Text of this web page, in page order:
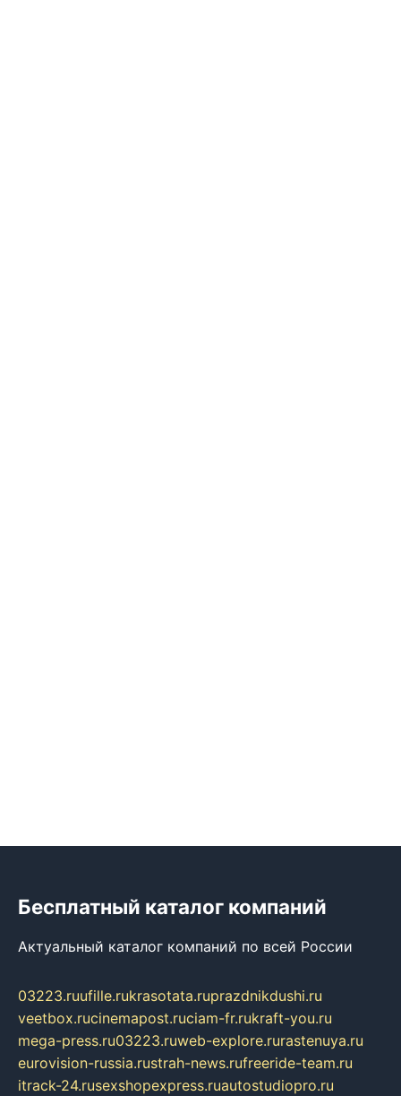
Бесплатный каталог компаний
Актуальный каталог компаний по всей России
03223.ruufille.rukrasotata.ruprazdnikdushi.ru
veetbox.rucinemapost.ruciam-fr.rukraft-you.ru
mega-press.ru03223.ruweb-explore.rurastenuya.ru
eurovision-russia.rustrah-news.rufreeride-team.ru
itrack-24.rusexshopexpress.ruautostudiopro.ru